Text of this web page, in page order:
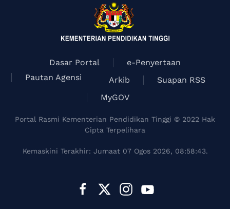
Dasar Portal
e-Penyertaan
Pautan Agensi
Arkib
Suapan RSS
MyGOV
Portal Rasmi Kementerian Pendidikan Tinggi © 2022 Hak
Cipta Terpelihara
Kemaskini Terakhir: Jumaat 07 Ogos 2026, 08:58:43.